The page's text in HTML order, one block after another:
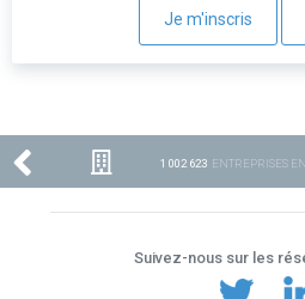
Je m'inscris
1 002 623 ENTREPRISES
Suivez-nous sur les